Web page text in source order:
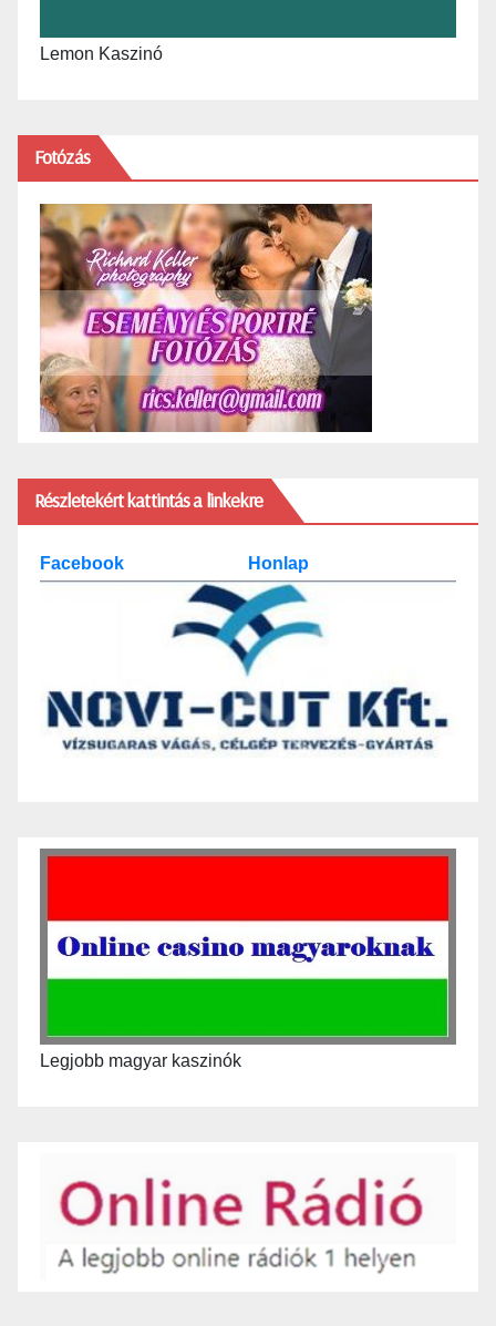
Lemon Kaszinó
Fotózás
Részletekért kattintás a linkekre
Facebook Honlap
Legjobb magyar kaszinók